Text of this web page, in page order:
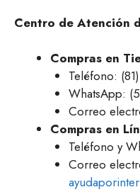
Centro de Atención
Compras en
Teléfono:
WhatsApp:
Correo
Compras en
Teléfono y
Correo